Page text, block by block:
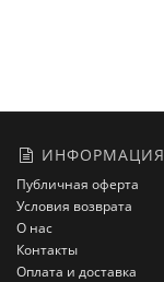
ИНФОРМАЦИЯ
Публичная оферта
Условия возврата
О нас
Контакты
Оплата и доставка